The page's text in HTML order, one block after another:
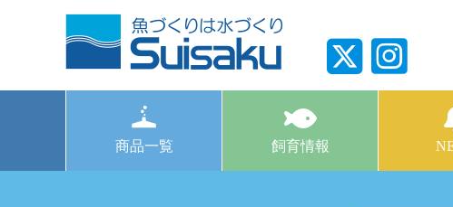
商品一覧 飼育情報